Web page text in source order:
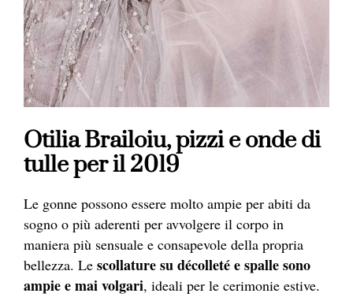
Otilia Brailoiu, pizzi e onde di
tulle per il 2019
Le gonne possono essere molto ampie per abiti da
sogno o più aderenti per avvolgere il corpo in
maniera più sensuale e consapevole della propria
bellezza. Le scollature su décolleté e spalle sono
ampie e mai volgari, ideali per le cerimonie estive.